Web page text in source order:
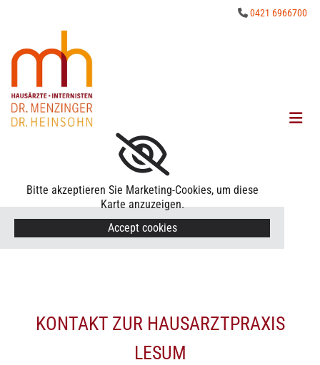
 0421 6966700
Bitte akzeptieren Sie Marketing-Cookies, um diese
Karte anzuzeigen.
Accept cookies
KONTAKT ZUR HAUSARZTPRAXIS
LESUM